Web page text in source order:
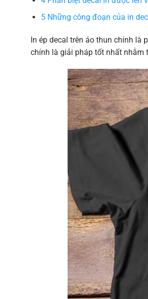
5Những công đoạn của in
In ép decal trên áo thun chính là
chính là giải pháp tốt nhất nhằm